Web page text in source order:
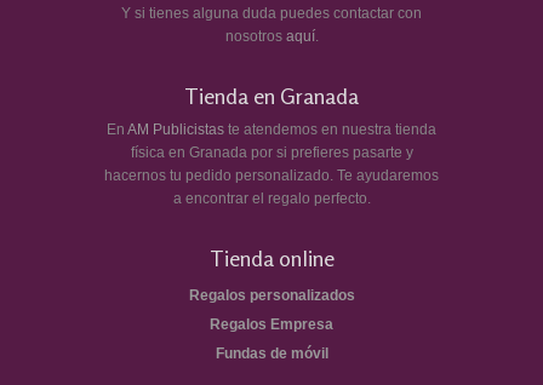
Y si tienes alguna duda puedes contactar con
nosotros aquí.
Tienda en Granada
En AM Publicistas te atendemos en nuestra tienda
física en Granada por si prefieres pasarte y
hacernos tu pedido personalizado. Te ayudaremos
a encontrar el regalo perfecto.
Tienda online
Regalos personalizados
Regalos Empresa
Fundas de móvil